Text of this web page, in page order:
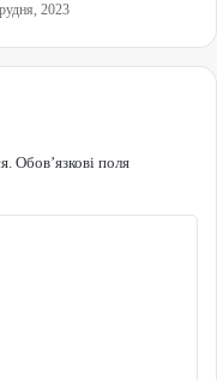
2023
Обов’язкові поля